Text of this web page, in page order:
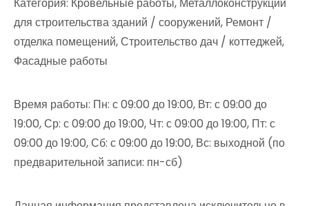
для строительства зданий / сооружений, Ремонт /
отделка помещений, Строительство дач / коттеджей,
Фасадные работы
Время работы: Пн: с 09:00 до 19:00, Вт: с 09:00 до
19:00, Ср: с 09:00 до 19:00, Чт: с 09:00 до 19:00, Пт: с
09:00 до 19:00, Сб: с 09:00 до 19:00, Вс: выходной (по
предварительной записи: пн-сб)